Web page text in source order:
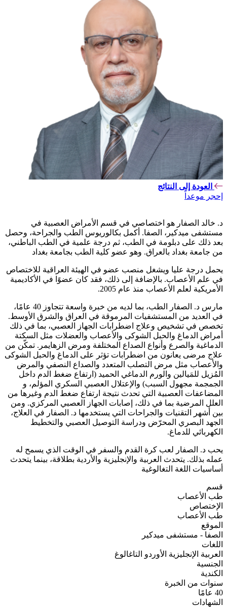
العودة إلى النتائج
إحجر موعداً
د. خالد الصفار هو اختصاصي في قسم الأمراض العصبية في
مستشفى ميدكير، الصفا. أكمل بكالوريوس الطب والجراحة، وحصل
بعد ذلك على دبلومة في الطب، ثم درجة علمية في الطب الباطني،
من جامعة بغداد بالعراق. وهو عضو كلية الطب بجامعة بغداد
يحمل درجة عليا ويشغل منصب عضو في الهيئة العراقية للاختصاص
في علم الأعصاب. بالإضافة إلى ذلك، فقد كان عضوًا في الأكاديمية
الأمريكية لعلم الأعصاب منذ عام 2005.
مارس د. الصفار الطب، بما لديه من خبرة واسعة تتجاوز 40 عامًا،
في العديد من المستشفيات المرموقة في العراق والشرق الأوسط.
تخصص في تشخيص وعلاج اضطرابات الجهاز العصبي، بما في ذلك
أمراض الدماغ والحبل الشوكى والأعصاب والعضلات مثل السكتة
الدماغية والصرع وأنواع الصداع المختلفة ومرض الزهايمر. تمكّن من
علاج مرضى يعانون من اضطرابات تؤثر على الدماغ والحبل الشوكى
والأعصاب مثل مرض التصلب المتعدد والصداع النصفي والمرض
المُزيل للمَيالين والورم الدماغي الحميد (ارتفاع ضغط الدم داخل
الجمجمة مجهول السبب) والإعتلال العصبي السكري المؤلم، و
المضاعفات العصبية التي تحدث نتيجة ارتفاع ضغط الدم وغيرها من
العلل المرضية بما في ذلك، إصابات الجهاز العصبي المركزي. ومن
بين أشهر التقنيات والجراحات التي يستخدمها د. الصفار في العلاج،
الجهد البصري المحرّض ودراسة التوصيل العصبي والتخطيط
الكهربائي للدماغ.
يحب د. الصفار لعب كرة القدم والسفر في الوقت الذي يسمح له
عمله بذلك. يتحدث العربية والإنجليزية والأردية بطلاقة، بينما يتحدث
أساسيات اللغة التغالوغية
قسم
طب الأعصاب
الإختصاص
طب الأعصاب
الموقع
الصفا - مستشفى ميدكير
اللغات
العربية الإنجليزية الأوردو التاغالوغ
الجنسية
الكندية
سنوات من الخبرة
40 عامًا
الشهادات